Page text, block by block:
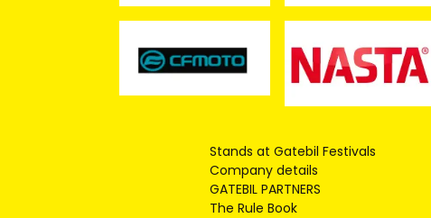
Stands at Gatebil Festivals
Company details
GATEBIL PARTNERS
The Rule Book